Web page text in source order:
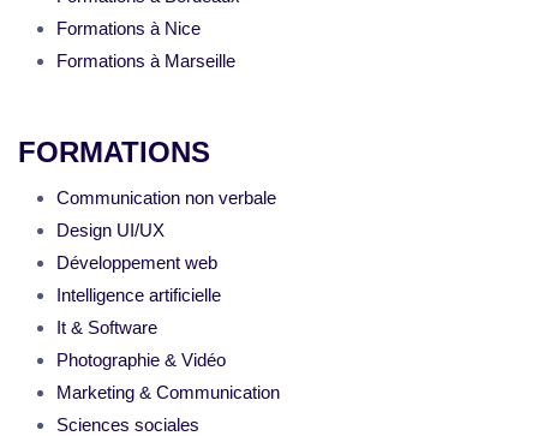
Formations à Nice
Formations à Marseille
FORMATIONS
Communication non verbale
Design UI/UX
Développement web
Intelligence artificielle
It & Software
Photographie & Vidéo
Marketing & Communication
Sciences sociales